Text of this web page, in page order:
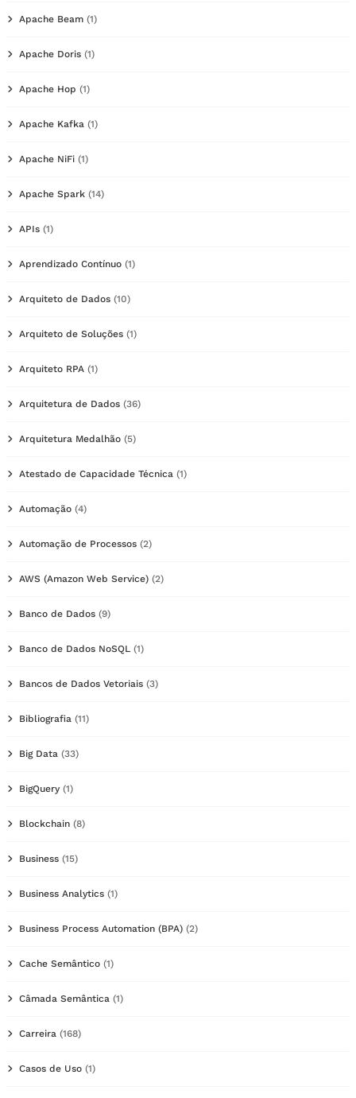
Apache Beam (1)
Apache Doris (1)
Apache Hop (1)
Apache Kafka (1)
Apache NiFi (1)
Apache Spark (14)
APIs (1)
Aprendizado Contínuo (1)
Arquiteto de Dados (10)
Arquiteto de Soluções (1)
Arquiteto RPA (1)
Arquitetura de Dados (36)
Arquitetura Medalhão (5)
Atestado de Capacidade Técnica (1)
Automação (4)
Automação de Processos (2)
AWS (Amazon Web Service) (2)
Banco de Dados (9)
Banco de Dados NoSQL (1)
Bancos de Dados Vetoriais (3)
Bibliografia (11)
Big Data (33)
BigQuery (1)
Blockchain (8)
Business (15)
Business Analytics (1)
Business Process Automation (BPA) (2)
Cache Semântico (1)
Câmada Semântica (1)
Carreira (168)
Casos de Uso (1)